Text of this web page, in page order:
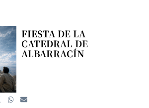
FIESTA DE LA
CATEDRAL DE
ALBARRACÍN